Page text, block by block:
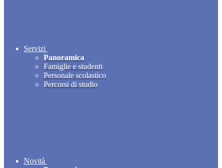
Servizi
Panoramica
Famiglie e studenti
Personale scolastico
Percorsi di studio
Novità